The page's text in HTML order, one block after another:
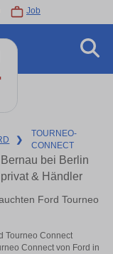
Job
❯
TOURNEO-
CONNECT
bei Berlin
& Händler
Ford Tourneo
Tourneo Connect
Connect von Ford in